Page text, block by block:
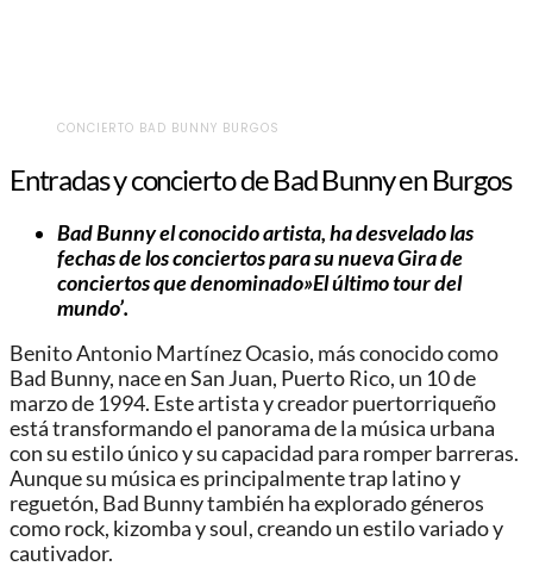
CONCIERTO BAD BUNNY BURGOS
Entradas y concierto de Bad Bunny en Burgos
Bad Bunny el conocido artista, ha desvelado las
fechas de los conciertos para su nueva Gira de
conciertos que denominado»El último tour del
mundo’.
Benito Antonio Martínez Ocasio, más conocido como
Bad Bunny, nace en San Juan, Puerto Rico, un 10 de
marzo de 1994. Este artista y creador puertorriqueño
está transformando el panorama de la música urbana
con su estilo único y su capacidad para romper barreras.
Aunque su música es principalmente trap latino y
reguetón, Bad Bunny también ha explorado géneros
como rock, kizomba y soul, creando un estilo variado y
cautivador.